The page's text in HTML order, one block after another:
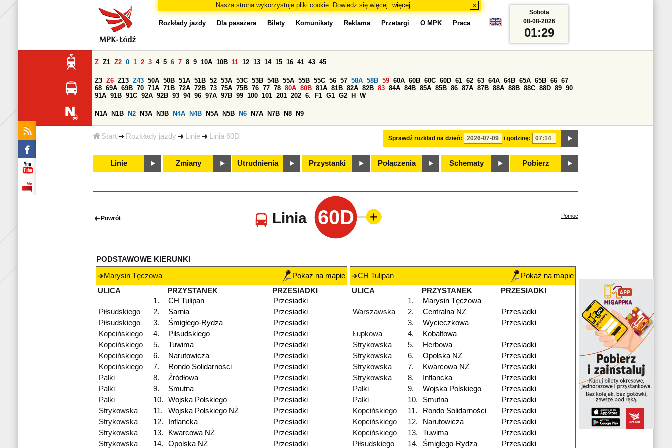
Nasza strona wykorzystuje pliki cookie. Dowiedz się więcej. więcej x
Start Rozkłady jazdy Linie Linia 60D
Rozkłady jazdy Dla pasażera Bilety Komunikaty Reklama Przetargi O MPK Praca
Sprawdź rozkład na dzień: i godzinę:
Z Z1 Z2 0 1 2 3 4 5 6 7 8 9 10A 10B 11 12 13 14 15 16 41 43 45
Z3 Z6 Z13 Z43 50A 50B 51A 51B 52 53A 53C 53B 54B 55A 55B 55C 56 57 58A 58B 59 60A 60B 60C 60D 61 62 63 64A 64B 65A 65B 66 67
68 69A 69B 70 71A 71B 72A 72B 73 75A 75B 76 77 78 80A 80B 81A 81B 82A 82B 83 84A 84B 85A 85B 86 87A 87B 88A 88B 88C 88D 89 90
91A 91B 91C 92A 92B 93 94 96 97A 97B 99 100 101 201 202 6. F1 G1 G2 H W
N1A N1B N2 N3A N3B N4A N4B N5A N5B N6 N7A N7B N8 N9
Linie Zmiany Utrudnienia Przystanki Połączenia Schematy Pobierz
Sobota
08-08-2026
01:29
Powrót Linia 60D Pomoc
PODSTAWOWE KIERUNKI
Marysin Tęczowa
Pokaż na mapie
ULICA
PRZYSTANEK
PRZESIADKI
1.
CH Tulipan
Przesiadki
Piłsudskiego
2. Sarnia
Przesiadki
Piłsudskiego
3. Śmigłego-Rydza
Przesiadki
Kopcińskiego
4. Piłsudskiego
Przesiadki
Kopcińskiego
5. Tuwima
Przesiadki
Kopcińskiego
6. Narutowicza
Przesiadki
Kopcińskiego
7. Rondo Solidarności
Przesiadki
Palki
8. Źródłowa
Przesiadki
Palki
9. Smutna
Przesiadki
Palki
10. Wojska Polskiego
Przesiadki
Strykowska
11. Wojska Polskiego NŻ
Przesiadki
Strykowska
12. Inflancka
Przesiadki
Strykowska
13. Kwarcowa NŻ
Przesiadki
Strykowska
14. Opolska NŻ Przesiadki
CH Tulipan
Pokaż na mapie
ULICA
PRZYSTANEK
PRZESIADKI
1.
Marysin Tęczowa
Warszawska
2. Centralna NŻ
Przesiadki
3.
Wycieczkowa
Przesiadki
Łupkowa
4.
Kobaltowa
Strykowska
5. Herbowa
Przesiadki
Strykowska
6. Opolska NŻ
Przesiadki
Strykowska
7. Kwarcowa NŻ
Przesiadki
Strykowska
8. Inflancka
Przesiadki
Palki
9. Wojska Polskiego
Przesiadki
Palki
10. Smutna
Przesiadki
Kopcińskiego
11. Rondo Solidarności
Przesiadki
Kopcińskiego
12. Narutowicza
Przesiadki
Kopcińskiego
13. Tuwima
Przesiadki
Piłsudskiego
14. Śmigłego-Rydza Przesiadki